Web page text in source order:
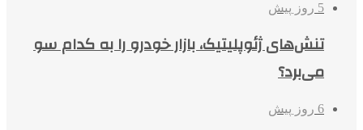
5 روز پیش
تنش‌های ژئوپلیتیک، بازار خودرو را به کدام سو
می‌برد؟
6 روز پیش